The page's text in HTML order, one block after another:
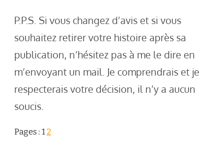
P.P.S. Si vous changez d’avis et si vous
souhaitez retirer votre histoire après sa
publication, n’hésitez pas à me le dire en
m’envoyant un mail. Je comprendrais et je
respecterais votre décision, il n’y a aucun
soucis.
Pages :12